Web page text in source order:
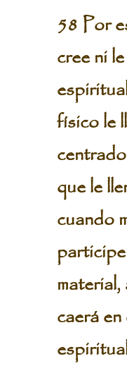
58 Por
cree ni
físico le
que le
cuando
caerá